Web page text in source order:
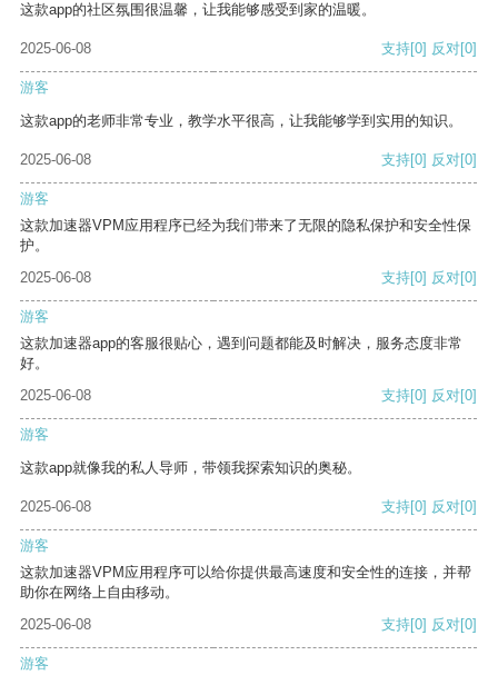
这款app的社区氛围很温馨，让我能够感受到家的温暖。
2025-06-08 支持[0] 反对[0]
游客
这款app的老师非常专业，教学水平很高，让我能够学到实用的知识。
2025-06-08 支持[0] 反对[0]
游客
这款加速器VPM应用程序已经为我们带来了无限的隐私保护和安全性保
护。
2025-06-08
支持[0] 反对[0]
游客
这款加速器app的客服很贴心，遇到问题都能及时解决，服务态度非常
好。
2025-06-08
支持[0] 反对[0]
游客
这款app就像我的私人导师，带领我探索知识的奥秘。
2025-06-08 支持[0] 反对[0]
游客
这款加速器VPM应用程序可以给你提供最高速度和安全性的连接，并帮
助你在网络上自由移动。
2025-06-08
支持[0] 反对[0]
游客